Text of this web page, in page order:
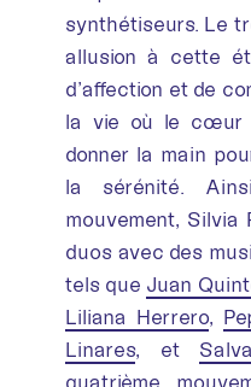
synthétiseurs. Le
allusion à cette
d’affection et de
la vie où le cœur
donner la main
la sérénité.
mouvement, Silvia
duos avec des
tels que Juan
Liliana Herrero,
Linares, et
quatrième